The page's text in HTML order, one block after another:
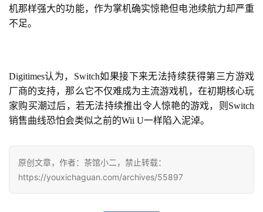
休
0
2
十
三
届
机那样强大的功能，作为掌机确实惊艳但电池续航力却严重
不足。
Digitimes认为，Switch如果接下来无法持续获得第三方游戏
厂商的支持，那么它不仅难成为主流游戏机，在初期核心玩
家购买潮过后，若无法持续推出令人惊艳的游戏，则Switch
销售曲线恐怕会类似之前的Wii U一样陷入泥淖。
原创文章，作者：茶馆小二，禁止转载：
https://youxichaguan.com/archives/55897